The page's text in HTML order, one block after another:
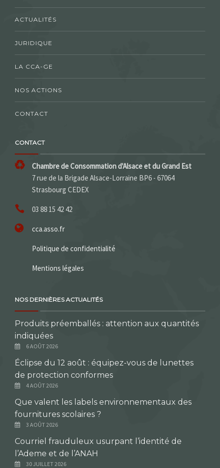
ACTUALITÉS
JURIDIQUE
LA CCA-GE
NOS ACTIONS
CONTACT
CONTACT
Chambre de Consommation d'Alsace et du Grand Est
7 rue de la Brigade Alsace-Lorraine BP6 - 67064
Strasbourg CEDEX
03 88 15 42 42
cca.asso.fr
Politique de confidentialité
Mentions légales
NOS DERNIÈRES ACTUALITÉS
Produits préemballés : attention aux quantités
indiquées
6 AOÛT 2026
Éclipse du 12 août : équipez-vous de lunettes
de protection conformes
4 AOÛT 2026
Que valent les labels environnementaux des
fournitures scolaires ?
3 AOÛT 2026
Courriel frauduleux usurpant l’identité de
l’Ademe et de l’ANAH
30 JUILLET 2026